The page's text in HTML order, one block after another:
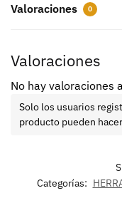
Valoraciones 0
Valoraciones
No hay valoraciones
Solo los usuarios
producto pueden
Categorías: